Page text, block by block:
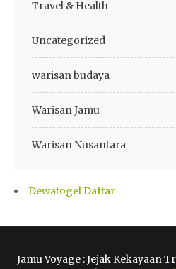
Travel & Health
Uncategorized
warisan budaya
Warisan Jamu
Warisan Nusantara
Dewatogel Daftar
Jamu Voyage : Jejak Kekayaan